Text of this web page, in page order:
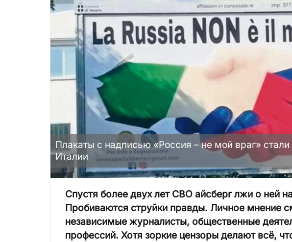
Плакаты с надписью «Россия – не мой враг»
Италии
Спустя более двух лет СВО айсберг лжи о ней
Пробиваются струйки правды. Личное мнение
независимые журналисты, общественные
профессий. Хотя зоркие цензоры делают всё,